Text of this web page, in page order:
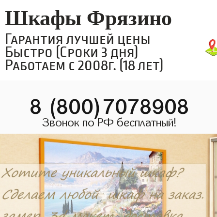
Шкафы Фрязино
Гарантия лучшей цены
Быстро (Сроки 3 дня)
Работаем с 2008г. (18 лет)
8 (800)7078908
Звонок по РФ бесплатный!